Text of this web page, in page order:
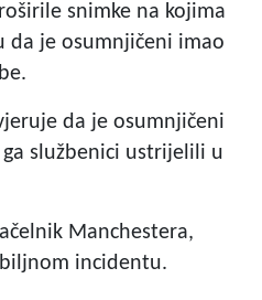
snimke na kojima
da je osumnjičeni imao
da je osumnjičeni
službenici ustrijelili u
Manchestera,
incidentu.